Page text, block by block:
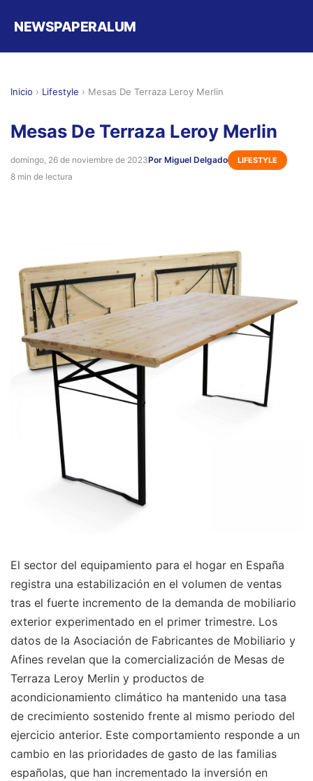
NEWSPAPERALUM
Inicio › Lifestyle › Mesas De Terraza Leroy Merlin
Mesas De Terraza Leroy Merlin
domingo, 26 de noviembre de 2023Por Miguel Delgado LIFESTYLE
8 min de lectura
El sector del equipamiento para el hogar en España
registra una estabilización en el volumen de ventas
tras el fuerte incremento de la demanda de mobiliario
exterior experimentado en el primer trimestre. Los
datos de la Asociación de Fabricantes de Mobiliario y
Afines revelan que la comercialización de Mesas de
Terraza Leroy Merlin y productos de
acondicionamiento climático ha mantenido una tasa
de crecimiento sostenido frente al mismo periodo del
ejercicio anterior. Este comportamiento responde a un
cambio en las prioridades de gasto de las familias
españolas, que han incrementado la inversión en